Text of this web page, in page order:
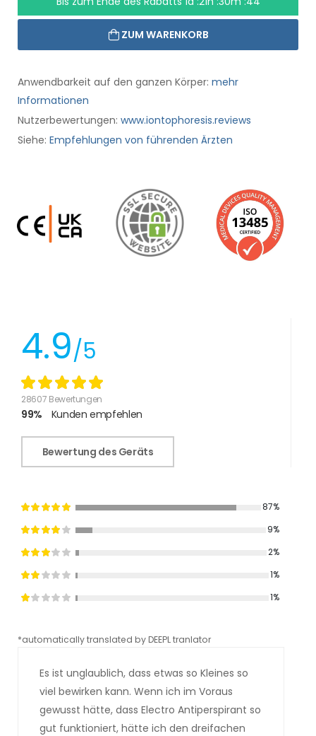
ZUM WARENKORB
Anwendbarkeit auf den ganzen Körper: mehr
Informationen
Nutzerbewertungen: www.iontophoresis.reviews
Siehe: Empfehlungen von führenden Ärzten
4.9/5
28607 Bewertungen
99% Kunden empfehlen
Bewertung des Geräts
87%
9%
2%
1%
1%
*automatically translated by DEEPL tranlator
Es ist unglaublich, dass etwas so Kleines so
viel bewirken kann. Wenn ich im Voraus
gewusst hätte, dass Electro Antiperspirant so
gut funktioniert, hätte ich den dreifachen